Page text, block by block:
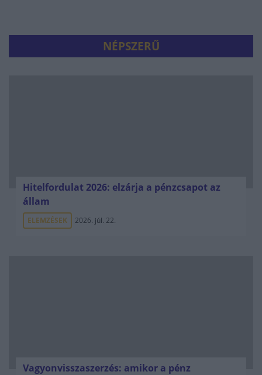
NÉPSZERŰ
Hitelfordulat 2026: elzárja a pénzcsapot az
állam
ELEMZÉSEK 2026. júl. 22.
Vagyonvisszaszerzés: amikor a pénz